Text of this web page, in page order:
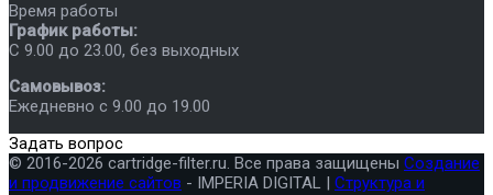
Время работы
График работы:
C 9.00 до 23.00, без выходных
Самовывоз:
Ежедневно с 9.00 до 19.00
Задать вопрос
© 2016-2026 cartridge-filter.ru. Все права защищены Создание
и продвижение сайтов - IMPERIA DIGITAL | Структура и